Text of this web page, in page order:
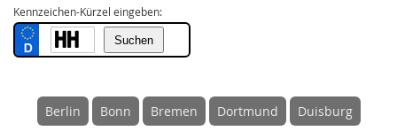
Kennzeichen-Kürzel eingeben:
Berlin Bonn Bremen Dortmund Duisburg